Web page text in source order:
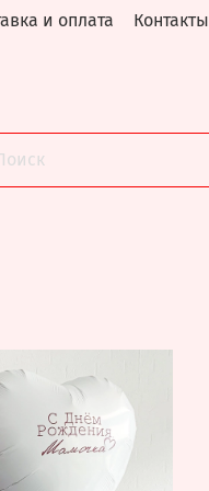
и оплата Контакты